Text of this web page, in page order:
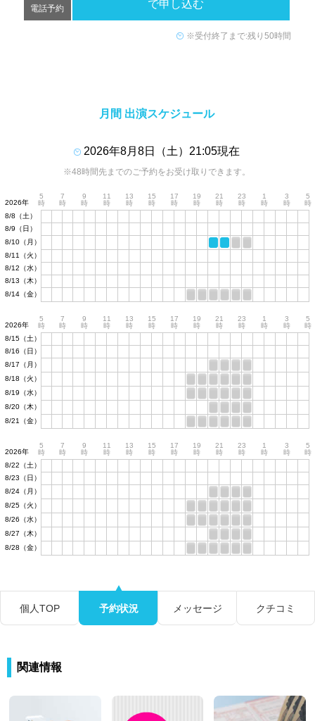
電話予約
で申し込む
※受付終了まで:残り50時間
月間 出演スケジュール
2026年8月8日（土）21:05現在
※48時間先までのご予約をお受け取りできます。
2026年
5
時
7
時
9
時
11
時
13
時
15
時
17
時
19
時
21
時
23
時
1
時
3
時
5
時
8/8（土）
8/9（日）
8/10（月）
8/11（火）
8/12（水）
8/13（木）
8/14（金）
2026年
5
時
7
時
9
時
11
時
13
時
15
時
17
時
19
時
21
時
23
時
1
時
3
時
5
時
8/15（土）
8/16（日）
8/17（月）
8/18（火）
8/19（水）
8/20（木）
8/21（金）
2026年
5
時
7
時
9
時
11
時
13
時
15
時
17
時
19
時
21
時
23
時
1
時
3
時
5
時
8/22（土）
8/23（日）
8/24（月）
8/25（火）
8/26（水）
8/27（木）
8/28（金）
個人TOP 予約状況 メッセージ クチコミ
関連情報